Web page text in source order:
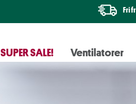
Fri
SUPER SALE! Ventilatorer